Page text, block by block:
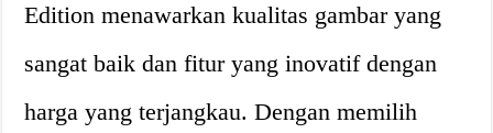
Edition menawarkan kualitas gambar yang
sangat baik dan fitur yang inovatif dengan
harga yang terjangkau. Dengan memilih